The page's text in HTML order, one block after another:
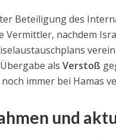
Beteiligung des
nachdem
alsVerstoß
immer bei Hamas
und